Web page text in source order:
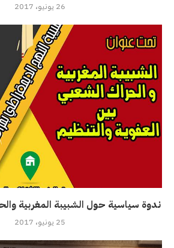
26 يونيو، 2017
ندوة سياسية حول الشبيبة المغربية
25 يونيو، 2017